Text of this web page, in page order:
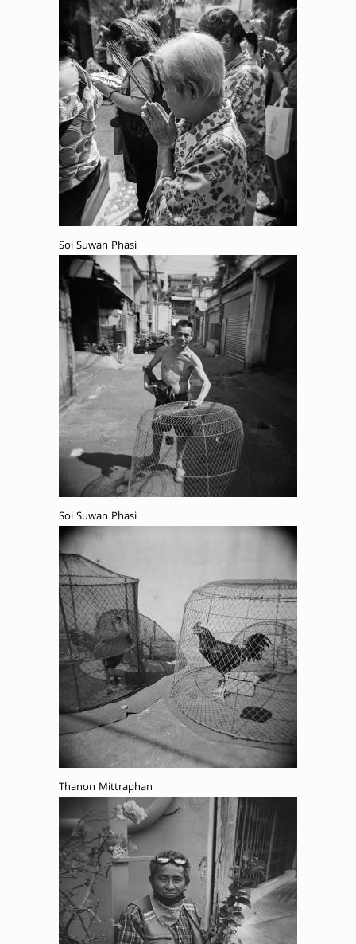
Soi Suwan Phasi
Soi Suwan Phasi
Thanon Mittraphan